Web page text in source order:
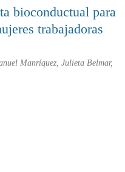
bioconductual para
trabajadoras
Manríquez, Julieta Belmar,